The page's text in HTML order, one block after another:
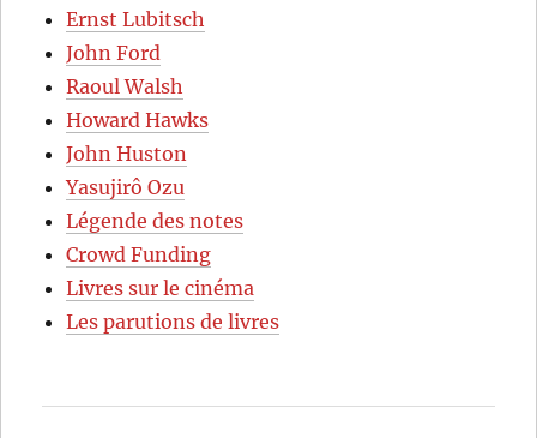
Ernst Lubitsch
John Ford
Raoul Walsh
Howard Hawks
John Huston
Yasujirô Ozu
Légende des notes
Crowd Funding
Livres sur le cinéma
Les parutions de livres